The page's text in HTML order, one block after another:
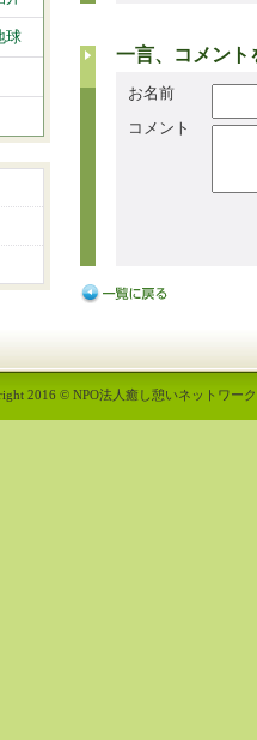
一言、コメント
お名前
コメント
球
2016 © NPO法人癒し憩いネットワー